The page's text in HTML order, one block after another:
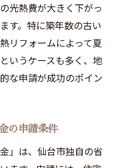
光熱費が大きく下がっ
す。特に築年数の古い
リフォームによって夏
いうケースも多く、地
な申請が成功のポイン
の申請条件
」は、仙台市独自の省